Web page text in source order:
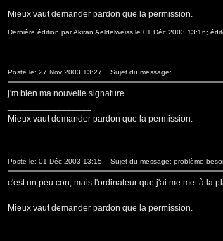
Mieux vaut demander pardon que la permission.
Dernière édition par Akiran Aeldelweiss le 01 Déc 2003 13:16;
Posté le: 27 Nov 2003 13:27 Sujet du message:
j'm bien ma nouvelle signature.
Mieux vaut demander pardon que la permission.
Posté le: 01 Déc 2003 13:15 Sujet du message:
c'est un peu con, mais l'ordinateur que j'ai me met à la
Mieux vaut demander pardon que la permission.